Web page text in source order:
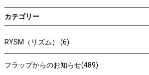
カテゴリー
RYSM（リズム） (6)
フラップからのお知らせ(489)